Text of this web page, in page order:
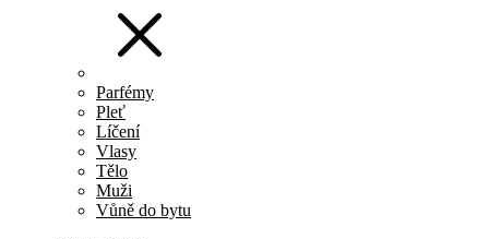
Parfémy
Pleť
Líčení
Vlasy
Tělo
Muži
Vůně do bytu